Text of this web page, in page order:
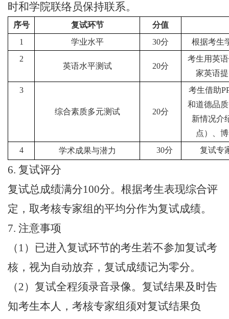
时和学院联络员保持联系。
序号 复试环节
分值
1
学业水平 30分
根据考生
2
英语水平测试
20分
考生用英
家英语
3
综合素质多元测试 20分
考生借助
和道德品
新情况介
点）、
4
学术成果与潜力 30分 复试专
6. 复试评分
复试总成绩满分100分。根据考生表现综合评
定，取考核专家组的平均分作为复试成绩。
7. 注意事项
（1）已进入复试环节的考生若不参加复试考
核，视为自动放弃，复试成绩记为零分。
（2）复试全程须录音录像。复试结果及时告
知考生本人，考核专家组须对复试结果负